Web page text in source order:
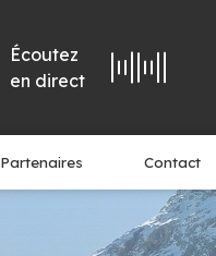
Écoutez
en direct
Partenaires Contact